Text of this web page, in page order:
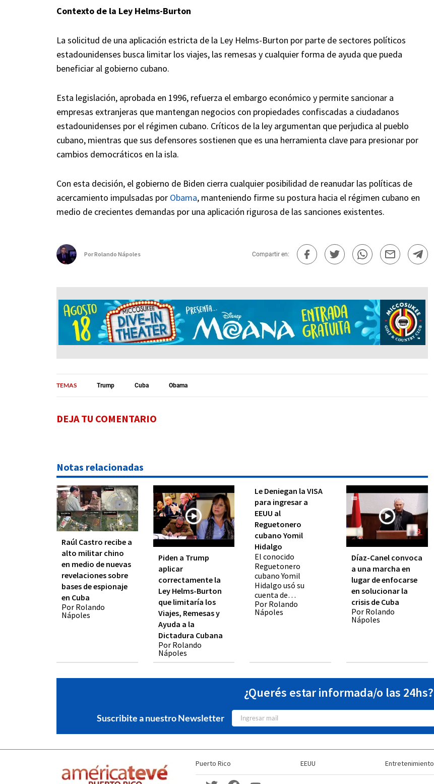
Contexto de la Ley Helms-Burton
La solicitud de una aplicación estricta de la Ley Helms-Burton por parte de sectores políticos
estadounidenses busca limitar los viajes, las remesas y cualquier forma de ayuda que pueda
beneficiar al gobierno cubano.
Esta legislación, aprobada en 1996, refuerza el embargo económico y permite sancionar a
empresas extranjeras que mantengan negocios con propiedades confiscadas a ciudadanos
estadounidenses por el régimen cubano. Críticos de la ley argumentan que perjudica al pueblo
cubano, mientras que sus defensores sostienen que es una herramienta clave para presionar por
cambios democráticos en la isla.
Con esta decisión, el gobierno de Biden cierra cualquier posibilidad de reanudar las políticas de
acercamiento impulsadas por Obama, manteniendo firme su postura hacia el régimen cubano en
medio de crecientes demandas por una aplicación rigurosa de las sanciones existentes.
PorRolando Nápoles Compartir en:
TEMAS Trump Cuba Obama
DEJA TU COMENTARIO
Notas relacionadas
Raúl Castro recibe a
alto militar chino
en medio de nuevas
revelaciones sobre
bases de espionaje
en Cuba
Por Rolando
Nápoles
Piden a Trump
aplicar
correctamente la
Ley Helms-Burton
que limitaría los
Viajes, Remesas y
Ayuda a la
Dictadura Cubana
Por Rolando
Nápoles
Le Deniegan la VISA
para ingresar a
EEUU al
Reguetonero
cubano Yomil
Hidalgo
El conocido
Reguetonero
cubano Yomil
Hidalgo usó su
cuenta de
Instagram para
anunciarles a sus
Reguetonero
Hidalgo
Por Rolando
Nápoles
Díaz-Canel convoca
a una marcha en
lugar de enfocarse
en solucionar la
crisis de Cuba
Por Rolando
Nápoles
¿Querés estar informada/o las 24hs?
Suscribite a nuestro Newsletter
Puerto Rico EEUU Entretenimiento